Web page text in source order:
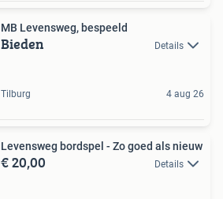
MB Levensweg, bespeeld
Bieden Details
Tilburg 4 aug 26
Levensweg bordspel - Zo goed als nieuw
€ 20,00 Details